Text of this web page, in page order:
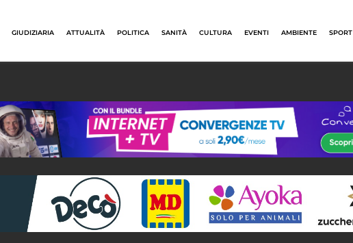
GIUDIZIARIA ATTUALITÀ POLITICA SANITÀ CULTURA EVENTI AMBIENTE SPORT